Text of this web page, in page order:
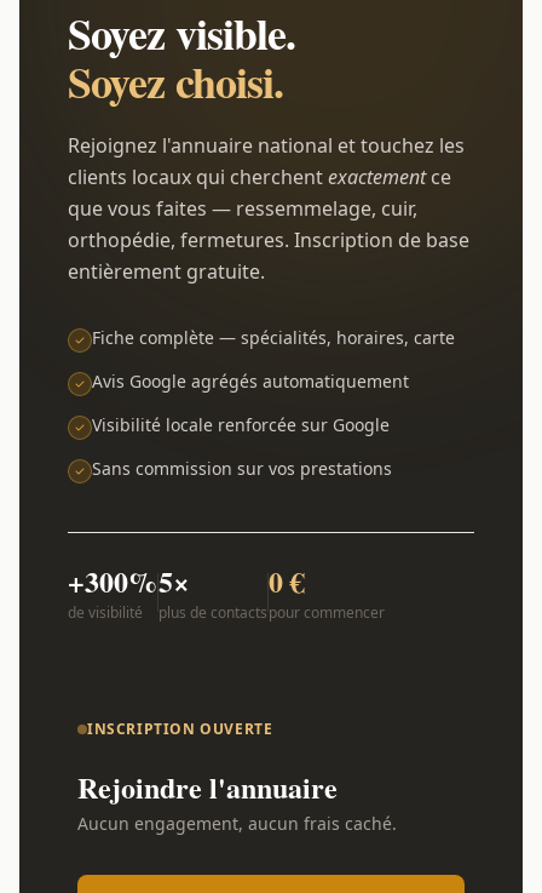
Soyez visible.
Soyez choisi.
Rejoignez l'annuaire national et touchez les
clients locaux qui cherchentexactementce
que vous faites — ressemmelage, cuir,
orthopédie, fermetures. Inscription de base
entièrement gratuite.
Fiche complète — spécialités, horaires, carte
Avis Google agrégés automatiquement
Visibilité locale renforcée sur Google
Sans commission sur vos prestations
+300%
de visibilité
5×
plus de contacts
0 €
pour commencer
INSCRIPTION OUVERTE
Rejoindre l'annuaire
Aucun engagement, aucun frais caché.